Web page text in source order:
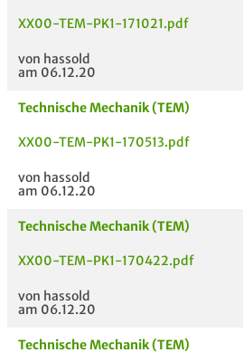
XX00-TEM-PK1-171021.pdf
von hassold
am 06.12.20
Technische Mechanik (TEM)
XX00-TEM-PK1-170513.pdf
von hassold
am 06.12.20
Technische Mechanik (TEM)
XX00-TEM-PK1-170422.pdf
von hassold
am 06.12.20
Technische Mechanik (TEM)